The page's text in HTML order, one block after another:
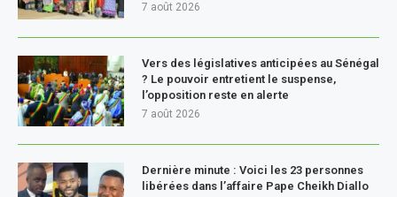
7 août 2026
Vers des législatives anticipées au Sénégal
? Le pouvoir entretient le suspense,
l’opposition reste en alerte
7 août 2026
Dernière minute : Voici les 23 personnes
libérées dans l’affaire Pape Cheikh Diallo